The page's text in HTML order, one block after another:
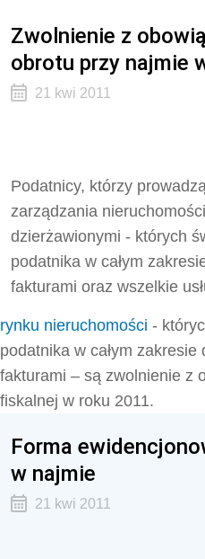
Zwolnienie z
obrotu przy najmie
21 kwi 2011
Podatnicy, którzy
zarządzania
dzierżawionymi - których
podatnika w całym
fakturami oraz wszelkie
rynku nieruchomości -
podatnika w całym
fakturami – są zwolnienie z
fiskalnej w roku 2011.
Forma
w najmie
21 kwi 2011